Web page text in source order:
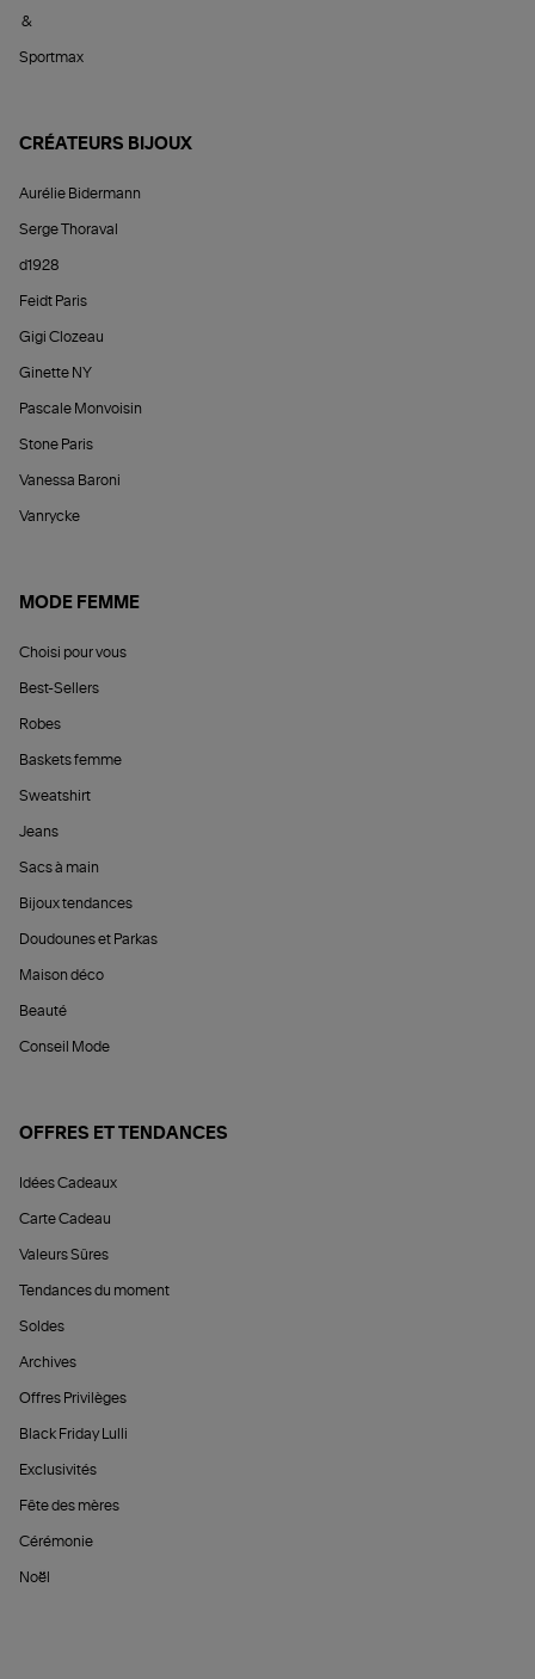
&
Sportmax
CRÉATEURS BIJOUX
Aurélie Bidermann
Serge Thoraval
d1928
Feidt Paris
Gigi Clozeau
Ginette NY
Pascale Monvoisin
Stone Paris
Vanessa Baroni
Vanrycke
MODE FEMME
Choisi pour vous
Best-Sellers
Robes
Baskets femme
Sweatshirt
Jeans
Sacs à main
Bijoux tendances
Doudounes et Parkas
Maison déco
Beauté
Conseil Mode
OFFRES ET TENDANCES
Idées Cadeaux
Carte Cadeau
Valeurs Sûres
Tendances du moment
Soldes
Archives
Offres Privilèges
Black Friday Lulli
Exclusivités
Fête des mères
Cérémonie
Noël